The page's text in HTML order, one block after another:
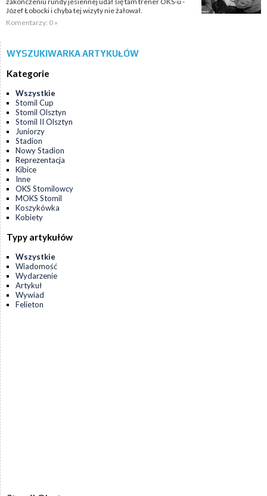
Józef Łobocki i chyba tej wizyty nie żałował.
Komentarzy: 0 »
WYSZUKIWARKA ARTYKUŁÓW
Kategorie
Wszystkie
Stomil Cup
Stomil Olsztyn
Stomil II Olsztyn
Juniorzy
Stadion
Nowy Stadion
Reprezentacja
Kibice
Inne
OKS Stomilowcy
MOKS Stomil
Koszykówka
Kobiety
Typy artykułów
Wszystkie
Wiadomość
Wydarzenie
Artykuł
Wywiad
Felieton